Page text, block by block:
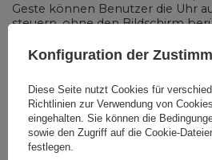
Geste können Benutzer die Uhr
steuern, ohne den Bildschirm
der Hand, an der die Uhr
Aktionen schnell und bequem
Musik oder sogar das
Die Apple Watch Ultra 2 verfügt
Display und erreicht eine
Nits. Das neue Gesicht namens
Konfiguration der
Diese Seite nutzt Cookies für
Richtlinien zur Verwendung von Cookies
eingehalten. Sie können die
sowie den Zugriff auf die Cookie-
festlegen.